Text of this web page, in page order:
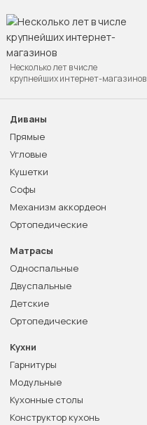
Несколько лет в числе
крупнейших интернет-магазинов
Диваны
Прямые
Угловые
Кушетки
Софы
Механизм аккордеон
Ортопедические
Матрасы
Односпальные
Двуспальные
Детские
Ортопедические
Кухни
Гарнитуры
Модульные
Кухонные столы
Конструктор кухонь